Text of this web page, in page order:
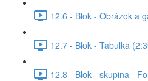
12.6 - Blok - Obrázok a
12.7 - Blok - Tabuľka
12.8 - Blok - skupina -